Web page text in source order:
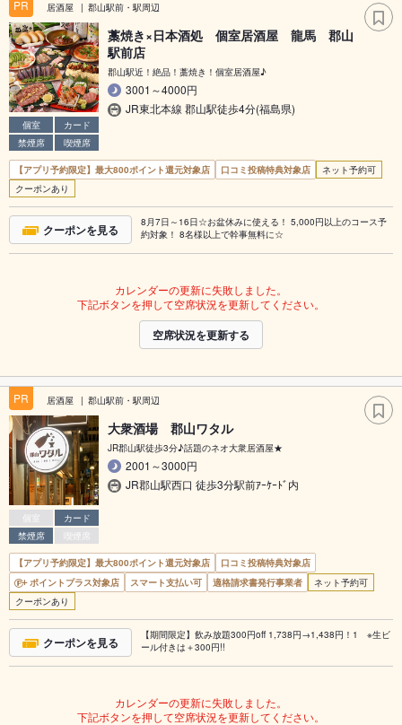
PR 居酒屋 郡山駅前・駅周辺
個室
カード
禁煙席
喫煙席
藁焼き×日本酒処 個室居酒屋 龍馬 郡山
駅前店
郡山駅近！絶品！藁焼き！個室居酒屋♪
3001～4000円
JR東北本線 郡山駅徒歩4分(福島県)
【アプリ予約限定】最大800ポイント還元対象店 口コミ投稿特典対象店
ネット予約可
クーポンあり
クーポンを見る
8月7日～16日☆お盆休みに使える！ 5,000円以上のコース予
約対象！ 8名様以上で幹事無料に☆
カレンダーの更新に失敗しました。
下記ボタンを押して空席状況を更新してください。
空席状況を更新する
PR 居酒屋 郡山駅前・駅周辺
個室
カード
禁煙席
喫煙席
大衆酒場 郡山ワタル
JR郡山駅徒歩3分♪話題のネオ大衆居酒屋★
2001～3000円
JR郡山駅西口 徒歩3分駅前ｱｰｹｰﾄﾞ内
【アプリ予約限定】最大800ポイント還元対象店
口コミ投稿特典対象店
ポイントプラス対象店
スマート支払い可 適格請求書発行事業者
ネット予約可
クーポンあり
クーポンを見る
【期間限定】飲み放題300円off 1,738円→1,438円！1 ※生ビ
ール付きは＋300円!!
カレンダーの更新に失敗しました。
下記ボタンを押して空席状況を更新してください。